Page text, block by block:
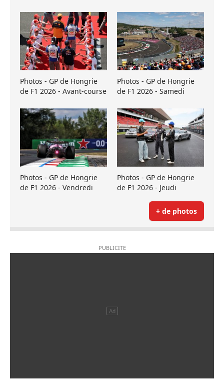
Photos - GP de Hongrie
de F1 2026 - Avant-course
Photos - GP de Hongrie
de F1 2026 - Samedi
Photos - GP de Hongrie
de F1 2026 - Vendredi
Photos - GP de Hongrie
de F1 2026 - Jeudi
+ de photos